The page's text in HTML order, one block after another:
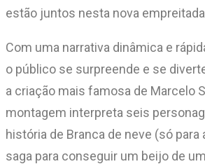
estão juntos nesta nova
Com uma narrativa dinâmica e
o público se surpreende e se
a criação mais famosa de Marcelo
montagem interpreta seis
história de Branca de neve (só para
saga para conseguir um beijo de